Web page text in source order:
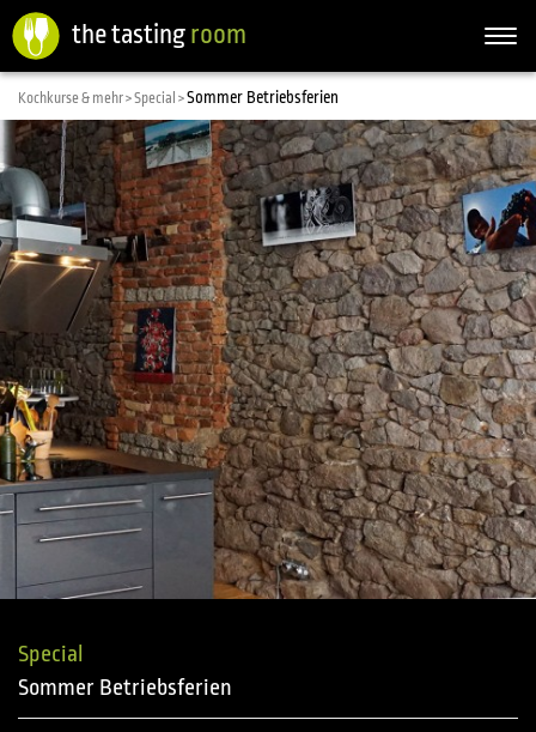
the tasting room
Kochkurse & mehr >Special >Sommer Betriebsferien
Special
Sommer Betriebsferien